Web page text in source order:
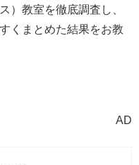
）教室を徹底調査し、
くまとめた結果をお教
AD